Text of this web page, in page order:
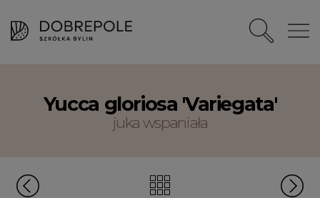
Yucca gloriosa 'Variegata'
juka wspaniała